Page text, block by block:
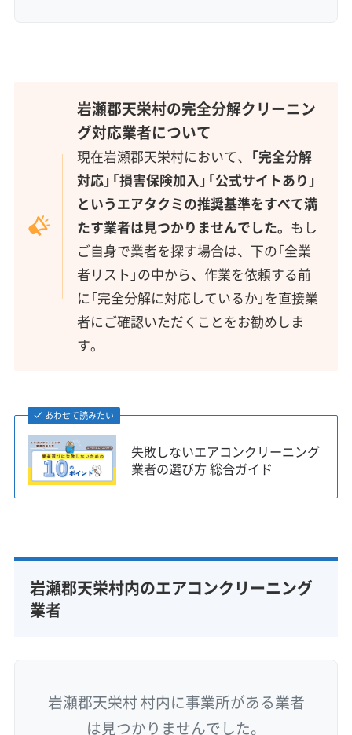
岩瀬郡天栄村の完全分解クリーニン
グ対応業者について
現在岩瀬郡天栄村において、 「完全分解
対応」「損害保険加入」「公式サイトあり」
というエアタクミの推奨基準をすべて満
たす業者は見つかりませんでした。 もし
ご自身で業者を探す場合は、下の「全業
者リスト」の中から、作業を依頼する前
に「完全分解に対応しているか」を直接業
者にご確認いただくことをお勧めしま
す。
あわせて読みたい
失敗しないエアコンクリーニング
業者の選び方 総合ガイド
岩瀬郡天栄村内のエアコンクリーニング
業者
岩瀬郡天栄村 村内に事業所がある業者
は見つかりませんでした。